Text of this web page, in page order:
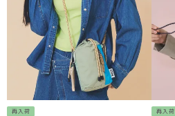
再入荷 再入荷